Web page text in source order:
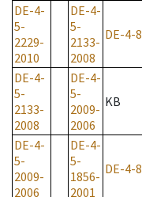
DE-4-
5-
2229-
2010
DE-4-
5-
2133-
2008
DE-4-8
DE-4-
5-
2133-
2008
DE-4-
5-
2009-
2006
KB
DE-4-
5-
2009-
2006
DE-4-
5-
1856-
2001
DE-4-8